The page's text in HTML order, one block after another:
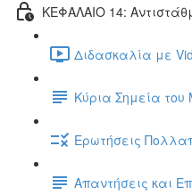
ΚΕΦΑΛΑΙΟ 14:
Διδασκαλία με
Κύρια Σημεία
Ερωτήσεις
Απαντήσεις και